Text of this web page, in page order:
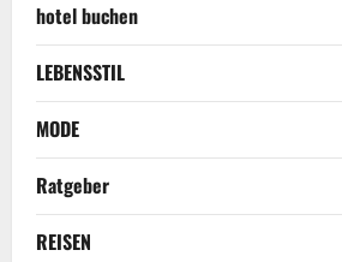
hotel buchen
LEBENSSTIL
MODE
Ratgeber
REISEN